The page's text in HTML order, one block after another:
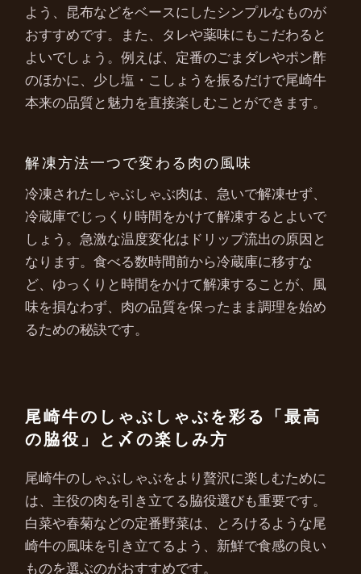
よう、昆布などをベースにしたシンプルなものが
おすすめです。また、タレや薬味にもこだわると
よいでしょう。例えば、定番のごまダレやポン酢
のほかに、少し塩・こしょうを振るだけで尾崎牛
本来の品質と魅力を直接楽しむことができます。
解凍方法一つで変わる肉の風味
冷凍されたしゃぶしゃぶ肉は、急いで解凍せず、
冷蔵庫でじっくり時間をかけて解凍するとよいで
しょう。急激な温度変化はドリップ流出の原因と
なります。食べる数時間前から冷蔵庫に移すな
ど、ゆっくりと時間をかけて解凍することが、風
味を損なわず、肉の品質を保ったまま調理を始め
るための秘訣です。
尾崎牛のしゃぶしゃぶを彩る「最高
の脇役」と〆の楽しみ方
尾崎牛のしゃぶしゃぶをより贅沢に楽しむために
は、主役の肉を引き立てる脇役選びも重要です。
白菜や春菊などの定番野菜は、とろけるような尾
崎牛の風味を引き立てるよう、新鮮で食感の良い
ものを選ぶのがおすすめです。